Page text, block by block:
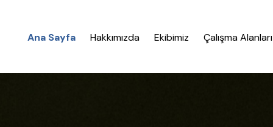
Ana Sayfa Hakkımızda Ekibimiz Çalışma Alanları